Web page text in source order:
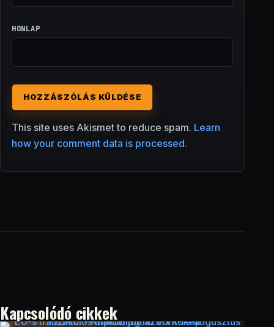
HONLAP
This site uses Akismet to reduce spam. Learn
how your comment data is processed.
Kapcsolódó cikkek